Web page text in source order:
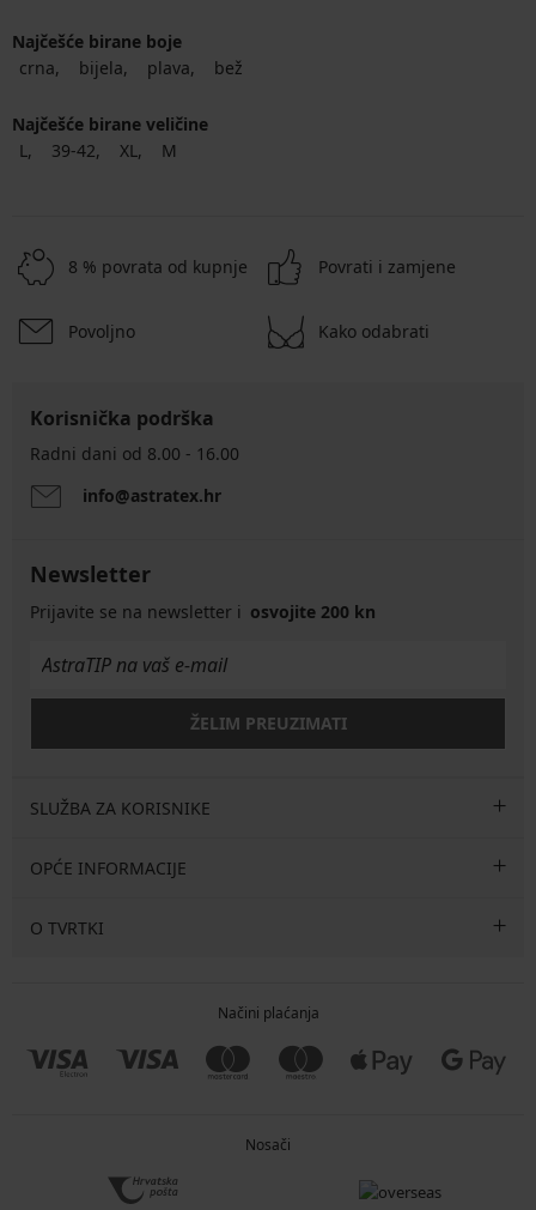
Najčešće birane boje
crna
bijela plava bež
Najčešće birane veličine
L
39-42 XL M
8 % povrata od kupnje Povrati i zamjene
Povoljno Kako odabrati
Korisnička podrška
Radni dani od 8.00 - 16.00
info@astratex.hr
Newsletter
Prijavite se na newsletter i osvojite 200 kn
ŽELIM PREUZIMATI
SLUŽBA ZA KORISNIKE
OPĆE INFORMACIJE
O TVRTKI
Načini plaćanja
Nosači